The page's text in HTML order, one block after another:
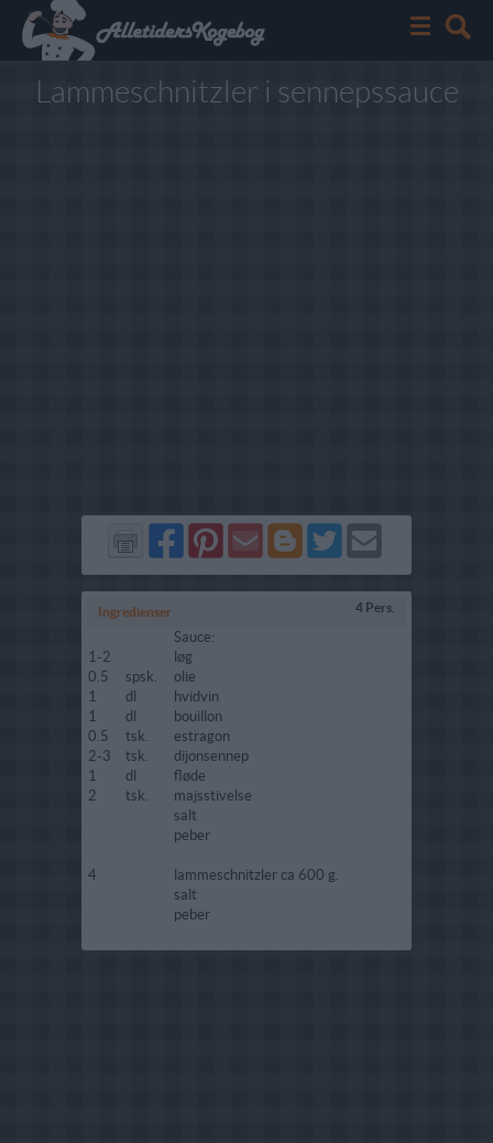
Lammeschnitzler i sennepssauce
Del
på
Facebook
Del
på
Pinterest
Send
via
GMail
Del
på
Blogger
Del
på
Twitter
Send
Ingredienser 4 Pers.
Sauce:
1-2
løg
0.5
spsk.
olie
1
dl
hvidvin
1
dl
bouillon
0.5
tsk.
estragon
2-3
tsk.
dijonsennep
1
dl
fløde
2
tsk.
majsstivelse
salt
peber
4
lammeschnitzler ca 600 g.
salt
peber